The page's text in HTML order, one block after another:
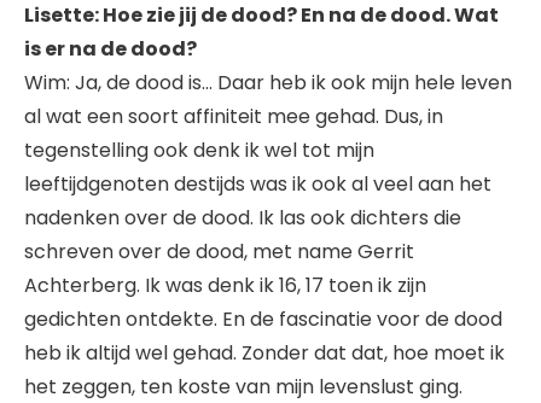
Lisette: Hoe zie jij de dood? En na de dood. Wat
is er na de dood?
Wim: Ja, de dood is… Daar heb ik ook mijn hele leven
al wat een soort affiniteit mee gehad. Dus, in
tegenstelling ook denk ik wel tot mijn
leeftijdgenoten destijds was ik ook al veel aan het
nadenken over de dood. Ik las ook dichters die
schreven over de dood, met name Gerrit
Achterberg. Ik was denk ik 16, 17 toen ik zijn
gedichten ontdekte. En de fascinatie voor de dood
heb ik altijd wel gehad. Zonder dat dat, hoe moet ik
het zeggen, ten koste van mijn levenslust ging.